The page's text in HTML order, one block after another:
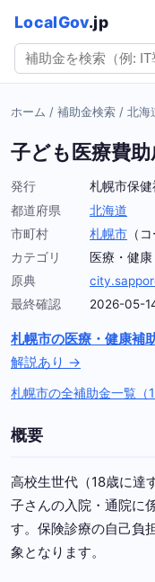
LocalGov.jp
ホーム / 補助金検索 / 北海
子ども医療費助
発行
札幌市保
都道府県
北海道
市町村
札幌市 （
カテゴリ
医療・健康
原典
最終確認
2026-05-
札幌市の医療・健康補
解説あり →
札幌市の全補助金一覧
概要
高校生世代（18歳に達
子さんの入院・通院に
す。保険診療の自己負
象となります。